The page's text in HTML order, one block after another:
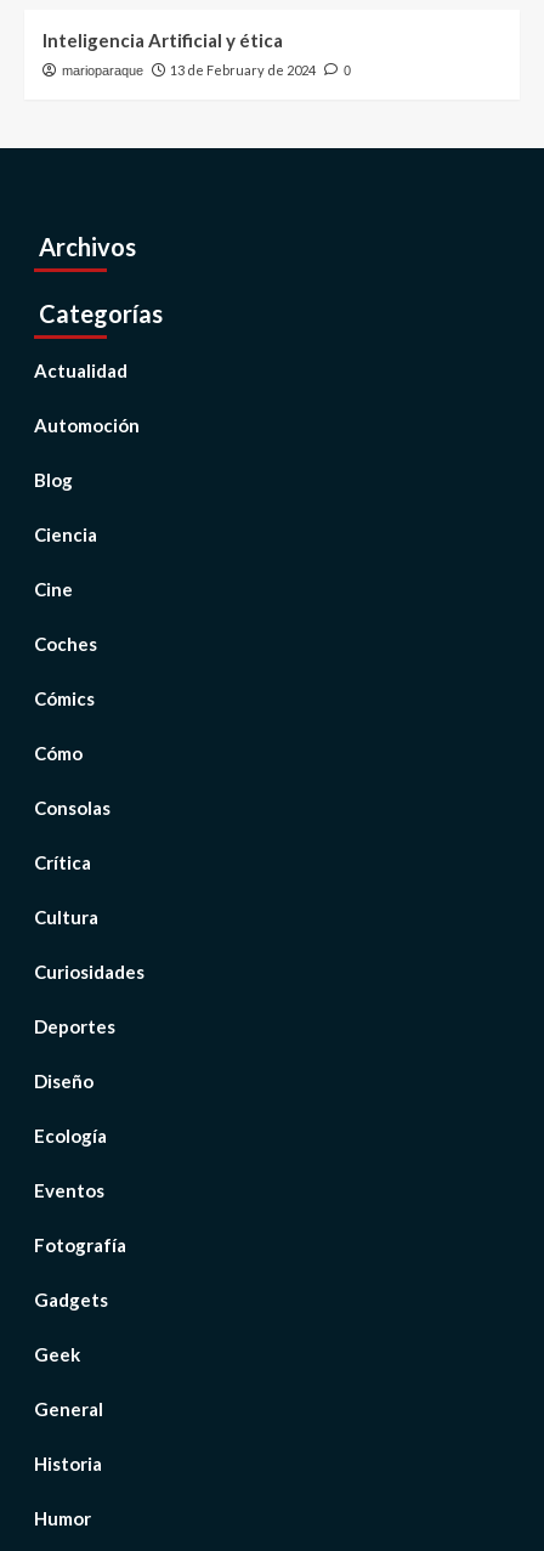
Inteligencia Artificial y ética
marioparaque 13 de February de 2024 0
Archivos
Categorías
Actualidad
Automoción
Blog
Ciencia
Cine
Coches
Cómics
Cómo
Consolas
Crítica
Cultura
Curiosidades
Deportes
Diseño
Ecología
Eventos
Fotografía
Gadgets
Geek
General
Historia
Humor